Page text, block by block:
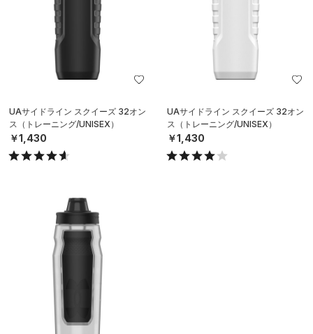
UAサイドライン スクイーズ 32オン
ス（トレーニング/UNISEX）
￥1,430
UAサイドライン スクイーズ 32オン
ス（トレーニング/UNISEX）
￥1,430